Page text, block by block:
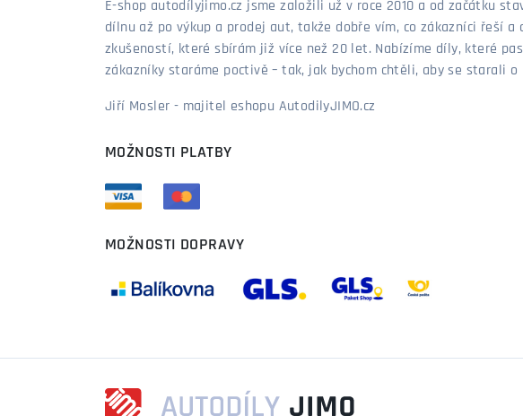
E-shop autodílyjimo.cz jsme založili už v roce 2010 a od začátku
dílnu až po výkup a prodej aut, takže dobře vím, co zákazníci řeší
zkušeností, které sbírám již více než 20 let. Nabízíme díly, které
zákazníky staráme poctivě – tak, jak bychom chtěli, aby se starali o
Jiří Mosler - majitel eshopu AutodilyJIMO.cz
MOŽNOSTI PLATBY
MOŽNOSTI DOPRAVY